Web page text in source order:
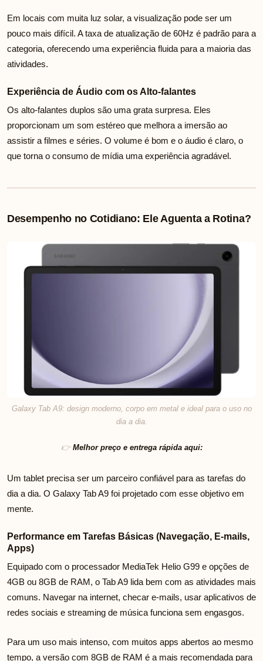
Em locais com muita luz solar, a visualização pode ser um
pouco mais difícil. A taxa de atualização de 60Hz é padrão para a
categoria, oferecendo uma experiência fluida para a maioria das
atividades.
Experiência de Áudio com os Alto-falantes
Os alto-falantes duplos são uma grata surpresa. Eles
proporcionam um som estéreo que melhora a imersão ao
assistir a filmes e séries. O volume é bom e o áudio é claro, o
que torna o consumo de mídia uma experiência agradável.
Desempenho no Cotidiano: Ele Aguenta a Rotina?
Galaxy Tab A9: design moderno, corpo em metal e ideal para o uso no
dia a dia.
👉 Melhor preço e entrega rápida aqui:
Um tablet precisa ser um parceiro confiável para as tarefas do
dia a dia. O Galaxy Tab A9 foi projetado com esse objetivo em
mente.
Performance em Tarefas Básicas (Navegação, E-mails,
Apps)
Equipado com o processador MediaTek Helio G99 e opções de
4GB ou 8GB de RAM, o Tab A9 lida bem com as atividades mais
comuns. Navegar na internet, checar e-mails, usar aplicativos de
redes sociais e streaming de música funciona sem engasgos.
Para um uso mais intenso, com muitos apps abertos ao mesmo
tempo, a versão com 8GB de RAM é a mais recomendada para